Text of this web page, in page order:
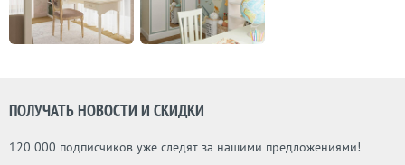
ПОЛУЧАТЬ НОВОСТИ И СКИДКИ
120 000 подписчиков уже следят за нашими предложениями!